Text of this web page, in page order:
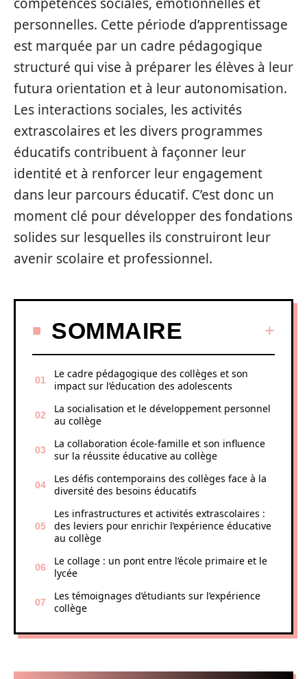
personnelles. Cette période d’apprentissage
est marquée par un cadre pédagogique
structuré qui vise à préparer les élèves à leur
futura orientation et à leur autonomisation.
Les interactions sociales, les activités
extrascolaires et les divers programmes
éducatifs contribuent à façonner leur
identité et à renforcer leur engagement
dans leur parcours éducatif. C’est donc un
moment clé pour développer des fondations
solides sur lesquelles ils construiront leur
avenir scolaire et professionnel.
SOMMAIRE
Le cadre pédagogique des collèges et son
impact sur l’éducation des adolescents
La socialisation et le développement personnel
au collège
La collaboration école-famille et son influence
sur la réussite éducative au collège
Les défis contemporains des collèges face à la
diversité des besoins éducatifs
Les infrastructures et activités extrascolaires :
des leviers pour enrichir l’expérience éducative
au collège
Le collage : un pont entre l’école primaire et le
lycée
Les témoignages d’étudiants sur l’expérience
collège